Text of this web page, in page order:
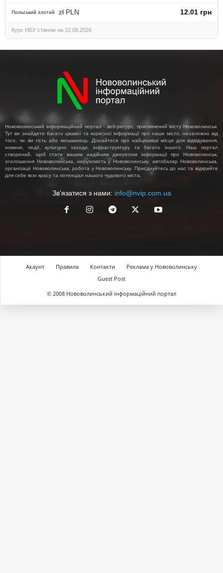
Польський злотий zł PLN 12.01 грн
Курс НБУ станом на 10.08.2026
Нововолинський інформаційний портал - веб-ресурс, присвячений місту Нововолинськ.
Тут ви знайдете багато цікавої та корисної інформації про наше місто, незалежно від
того, чи ви гість або мешканець. Дізнайтеся про найцікавіші місця для відвідування,
новини, події, культурні заходи, інфраструктуру та багато іншого. Наш портал
створений, щоб стати вашим надійним джерелом інформації про Нововолинськ,
оголошення Нововолинська, нерухомість у Нововолинську, автобазар Нововолинська,
організації Нововолинська, робота у Нововолинську. Приєднуйтесь до нас та відкрийте
для себе всю красу та потенціал нашого чудового міста.
Зв'язатися з нами: info@nvip.com.ua
Акаунт Правила Контакти
Реклама у Нововолинську
Guest Post
© 2008 Нововолинський інформаційний портал